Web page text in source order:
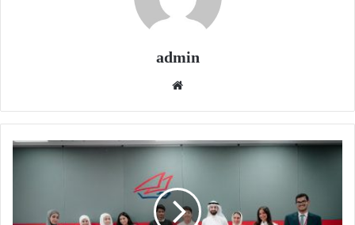
admin
بنك
الخليج
الثقافة